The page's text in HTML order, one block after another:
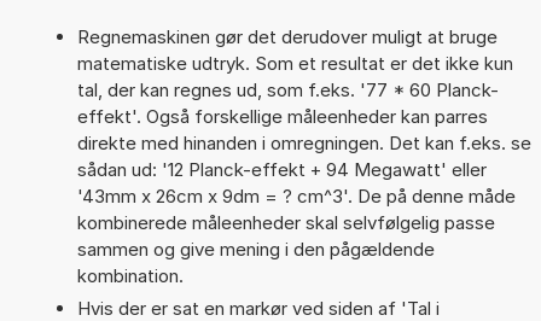
Regnemaskinen gør det derudover muligt at bruge
matematiske udtryk. Som et resultat er det ikke kun
tal, der kan regnes ud, som f.eks. '77 * 60 Planck-
effekt'. Også forskellige måleenheder kan parres
direkte med hinanden i omregningen. Det kan f.eks. se
sådan ud: '12 Planck-effekt + 94 Megawatt' eller
'43mm x 26cm x 9dm = ? cm^3'. De på denne måde
kombinerede måleenheder skal selvfølgelig passe
sammen og give mening i den pågældende
kombination.
Hvis der er sat en markør ved siden af 'Tal i